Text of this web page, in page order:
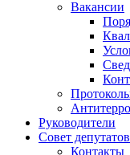
Вакансии
Руководители
Совет депутатов
Контакты